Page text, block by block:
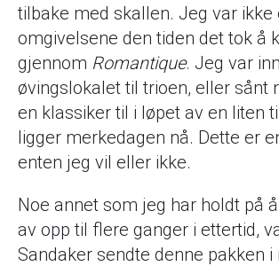
tilbake med skallen. Jeg var ikke
omgivelsene den tiden det tok å
gjennom Romantique. Jeg var
øvingslokalet til trioen, eller sånt
en klassiker til i løpet av en liten
ligger merkedagen nå. Dette er
enten jeg vil eller ikke.
Noe annet som jeg har holdt på
av opp til flere ganger i ettertid,
Sandaker sendte denne pakken i